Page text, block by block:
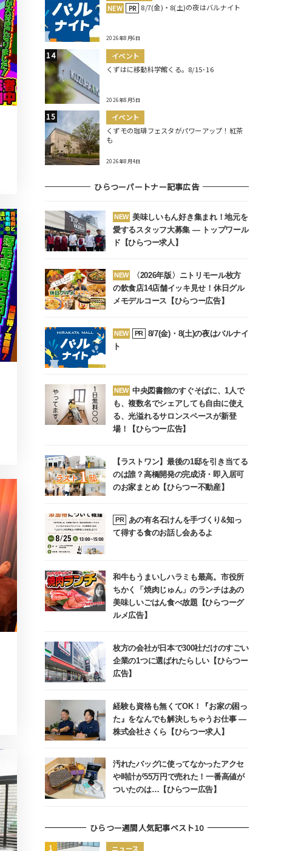
NEW
PR 8/7(金)・8(土)の夜はバルナイト
2026年8月6日
イベント
くずはに移動科学館くる。8/15･16
2026年8月5日
イベント
くずモの珈琲フェスタがパワーアップ！紅茶
も
2026年8月4日
ひらつーパートナー記事広告
NEW 美味しいもん好き集まれ！地元を
愛するスタッフ大募集 ― トップワール
ド【ひらつー求人】
NEW
〈2026年版〉ニトリモール枚方
の飲食店14店舗イッキ見せ！休日グル
メモデルコース【ひらつー広告】
NEW PR
8/7(金)・8(土)の夜はバルナイ
ト
NEW 中央図書館のすぐそばに、1人で
も、複数名でシェアしても自由に使え
る、光溢れるサロンスペースが新登
場！【ひらつー広告】
【ラストワン】最後の1邸を引き当てる
のは誰？高橋開発の完成済・即入居可
のお家まとめ【ひらつー不動産】
PR
あの有名石けんを手づくり&知っ
て得する食のお話し会あるよ
和牛もうまいしハラミも最高。市役所
ちかく「焼肉じゅん」のランチはあの
美味しいごはん食べ放題【ひらつーグ
ルメ広告】
枚方の会社が日本で300社だけのすごい
企業の1つに選ばれたらしい【ひらつー
広告】
経験も資格も無くてOK！『お家の困っ
た』をなんでも解決しちゃうお仕事 ―
株式会社さくら【ひらつー求人】
汚れたバッグに使ってなかったアクセ
や時計が55万円で売れた！一番高値が
ついたのは…【ひらつー広告】
ひらつー週間人気記事ベスト10
ニュース